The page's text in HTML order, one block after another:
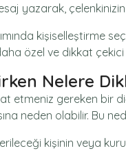
yazarak, çelenkinizin
kişiselleştirme
özel ve dikkat çekici
Nelere
etmeniz gereken bir
neden olabilir. Bu
kişinin veya